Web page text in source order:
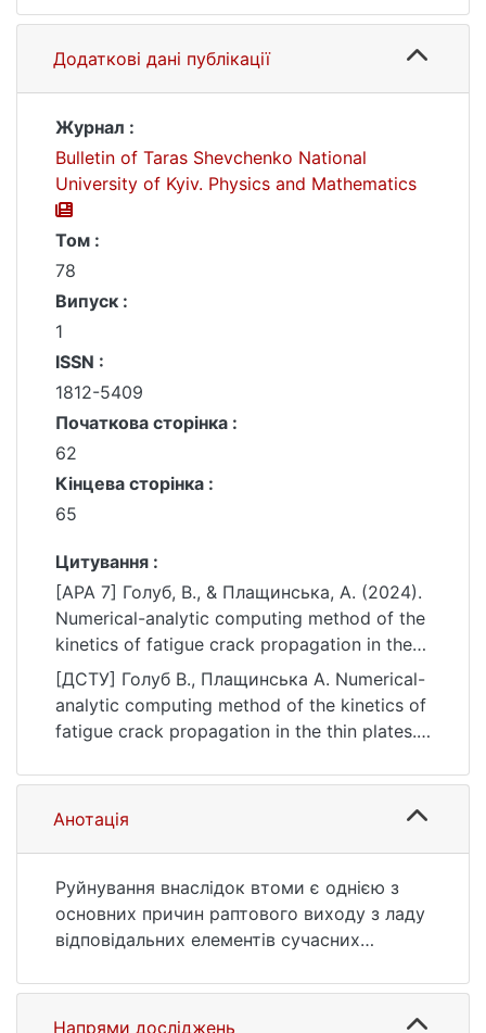
Додаткові дані публікації
Журнал :
Bulletin of Taras Shevchenko National
University of Kyiv. Physics and Mathematics
Том :
78
Випуск :
1
ISSN :
1812-5409
Початкова сторінка :
62
Кінцева сторінка :
65
Цитування :
[APA 7] Голуб, В., & Плащинська, А. (2024).
Numerical-analytic computing method of the
kinetics of fatigue crack propagation in the
thin plates. Bulletin of Taras Shevchenko
National University of Kyiv. Physics and
Mathematics, 78(1), 62–65.
https://doi.org/10.17721/1812-5409.2024/1.11
[ДСТУ] Голуб В., Плащинська А. Numerical-
analytic computing method of the kinetics of
fatigue crack propagation in the thin plates.
University of Kyiv. Physics and Mathematics.
2024. Vol. 78, no. 1. P. 62—65. DOI:
10.17721/1812-5409.2024/1.11 (date of
Анотація
Руйнування внаслідок втоми є однією з
основних причин раптового виходу з ладу
відповідальних елементів сучасних
прогнозування кінетики розповсюдження
тріщин втоми є актуальною і важливою
Напрями досліджень